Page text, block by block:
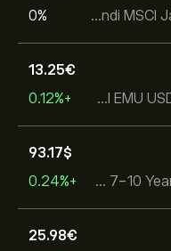
Amundi MSCI Japan UCITS ETF Acc
0%
iShares VII PLC - iShares MSCI EMU USD Hedged UCITS ETF
13.25‎€‎
+0.12%
iShares 7-10 Year Treasury Bond ETF
93.17‎$‎
+0.24%
25.98‎€‎